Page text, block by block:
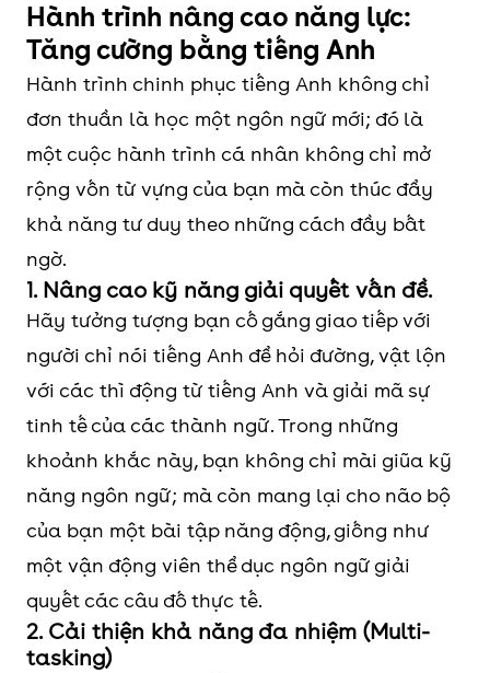
Hành trình nâng cao năng lực:
Tăng cường bằng tiếng Anh
Hành trình chinh phục tiếng Anh không chỉ
đơn thuần là học một ngôn ngữ mới; đó là
một cuộc hành trình cá nhân không chỉ mở
rộng vốn từ vựng của bạn mà còn thúc đẩy
khả năng tư duy theo những cách đầy bất
ngờ.
1. Nâng cao kỹ năng giải quyết vấn đề.
Hãy tưởng tượng bạn cố gắng giao tiếp với
người chỉ nói tiếng Anh để hỏi đường, vật lộn
với các thì động từ tiếng Anh và giải mã sự
tinh tế của các thành ngữ. Trong những
khoảnh khắc này, bạn không chỉ mài giũa kỹ
năng ngôn ngữ; mà còn mang lại cho não bộ
của bạn một bài tập năng động, giống như
một vận động viên thể dục ngôn ngữ giải
quyết các câu đố thực tế.
2. Cải thiện khả năng đa nhiệm (Multi-
tasking)